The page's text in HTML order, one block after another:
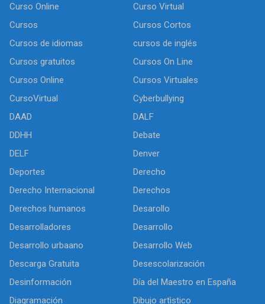
Curso Online
Curso Virtual
Cursos
Cursos Cortos
Cursos de idiomas
cursos de inglés
Cursos gratuitos
Cursos On Line
Cursos Online
Cursos Virtuales
CursoVirtual
Cyberbullying
DAAD
DALF
DDHH
Debate
DELF
Denver
Deportes
Derecho
Derecho Internacional
Derechos
Derechos humanos
Desarollo
Desarrolladores
Desarrollo
Desarrollo urbaano
Desarrollo Web
Descarga Gratuita
Desescolarización
Desinformación
Día del Maestro en España
Diagramación
Dibujo artìstico